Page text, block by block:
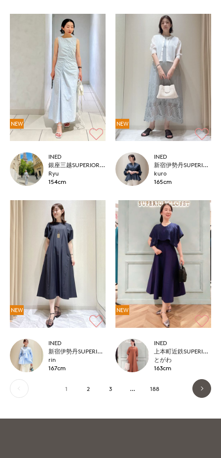
NEW
INED
銀座三越SUPERIOR CLOSET GINZA
Ryu
154cm
NEW
INED
新宿伊勢丹SUPERIOR CLOSET
kuro
165cm
NEW
INED
新宿伊勢丹SUPERIOR CLOSET
rin
167cm
NEW
INED
上本町近鉄SUPERIORCLOSET
とがわ
163cm
1 2 3 … 188